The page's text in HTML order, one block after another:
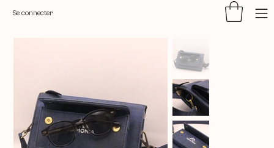
Se connecter